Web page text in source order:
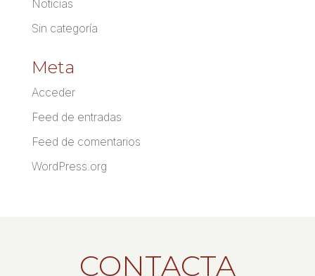
Noticias
Sin categoría
Meta
Acceder
Feed de entradas
Feed de comentarios
WordPress.org
CONTACTA